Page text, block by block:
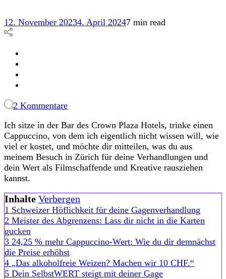
12. November 20234. April 20247 min read
2 Kommentarezu
Mindset:
Was
uns
die
Schweiz
Gage
lehrt
Ich sitze in der Bar des Crown Plaza Hotels, trinke einen
Cappuccino, von dem ich eigentlich nicht wissen will, wie
viel er kostet, und möchte dir mitteilen, was du aus
meinem Besuch in Zürich für deine Verhandlungen und
dein Wert als Filmschaffende und Kreative rausziehen
kannst.
Inhalte Verbergen
1 Schweizer Höflichkeit für deine Gagenverhandlung
2 Meister des Abgrenzens: Lass dir nicht in die Karten
gucken
3 24,25 % mehr Cappuccino-Wert: Wie du dir demnächst
die Preise erhöhst
4 „Das alkoholfreie Weizen? Machen wir 10 CHF.“
5 Dein SelbstWERT steigt mit deiner Gage